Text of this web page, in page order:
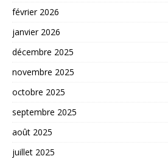
février 2026
janvier 2026
décembre 2025
novembre 2025
octobre 2025
septembre 2025
août 2025
juillet 2025